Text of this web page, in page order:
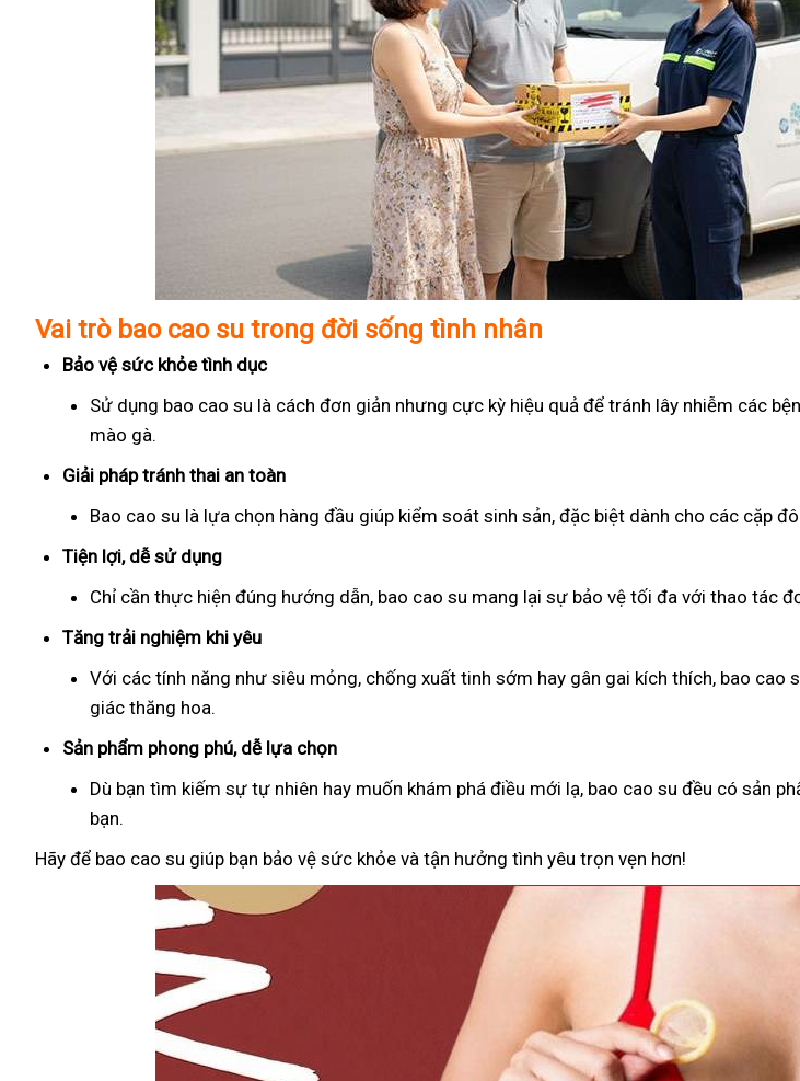
Vai trò bao cao su trong đời sống tình nhân
Bảo vệ sức khỏe tình dục
Sử dụng bao cao su là cách đơn giản nhưng cực kỳ hiệu quả để tránh lây nhiễm các
mào gà.
Giải pháp tránh thai an toàn
Bao cao su là lựa chọn hàng đầu giúp kiểm soát sinh sản, đặc biệt dành cho các cặp
Tiện lợi, dễ sử dụng
Chỉ cần thực hiện đúng hướng dẫn, bao cao su mang lại sự bảo vệ tối đa với thao tác
Tăng trải nghiệm khi yêu
Với các tính năng như siêu mỏng, chống xuất tinh sớm hay gân gai kích thích, bao cao
giác thăng hoa.
Sản phẩm phong phú, dễ lựa chọn
Dù bạn tìm kiếm sự tự nhiên hay muốn khám phá điều mới lạ, bao cao su đều có sản
bạn.
Hãy để bao cao su giúp bạn bảo vệ sức khỏe và tận hưởng tình yêu trọn vẹn hơn!